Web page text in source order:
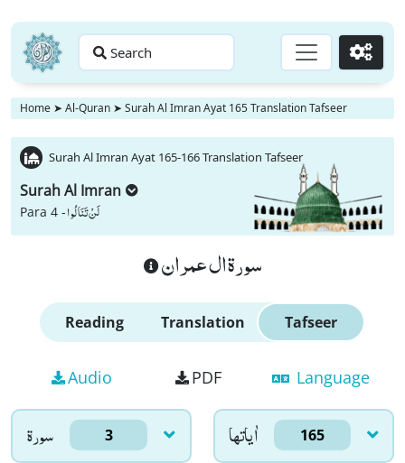
Search Go
Home ➤ Al-Quran ➤ Surah Al Imran Ayat 165 Translation Tafseer
Surah Al Imran Ayat 165-166 Translation Tafseer
Surah Al Imran
Para 4 -لَنْ تَنَالُوا
سورة ال عمران
Reading Translation Tafseer
Audio PDF Language
سورۃ 3 اٰياتها 165